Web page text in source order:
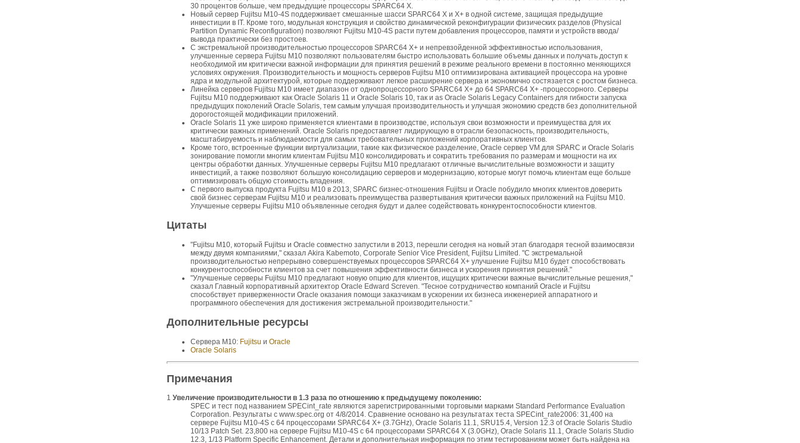
30 процентов больше, чем предыдущие процессоры SPARC64 X.
Новый сервер Fujitsu M10-4S поддерживает смешанные шасси SPARC64 X и X+ в одной системе, защищая предыдущие
инвестиции в IT. Кроме того, модульная конструкция и свойство динамической реконфигурации физических разделов (Physical
Partition Dynamic Reconfiguration) позволяют Fujitsu M10-4S расти путем добавления процессоров, памяти и устройств ввода/
вывода практически без простоев.
С экстремальной производительностью процессоров SPARC64 X+ и непревзойденной эффективностью использования,
улучшенные сервера Fujitsu M10 позволяют пользователям быстро использовать большие объемы данных и получать доступ к
необходимой им критически важной информации для принятия решений в режиме реального времени в постоянно меняющихся
условиях окружения. Производительность и мощность серверов Fujitsu M10 оптимизирована активацией процессора на уровне
ядра и модульной архитектурой, которые поддерживают легкое расширение сервера и экономично состязается с ростом бизнеса.
Линейка серверов Fujitsu M10 имеет диапазон от однопроцессорного SPARC64 X+ до 64 SPARC64 X+ -процессорного. Серверы
Fujitsu M10 поддерживают как Oracle Solaris 11 и Oracle Solaris 10, так и as Oracle Solaris Legacy Containers для гибкости запуска
предыдущих поколений Oracle Solaris, тем самым улучшая производительность и улучшая экономию средств без дополнительной
дорогостоящей модификации приложений.
Oracle Solaris 11 уже широко применяется клиентами в производстве, используя свои возможности и преимущества для их
критически важных применений. Oracle Solaris предоставляет лидирующую в отрасли безопасность, производительность,
масштабируемость и наблюдаемости для самых требовательных приложений корпоративных клиентов.
Кроме того, встроенные функции виртуализации, такие как физическое разделение, Oracle сервер VM для SPARC и Oracle Solaris
зонирование помогли многим клиентам Fujitsu M10 консолидировать и сократить требования по размерам и мощности на их
центры обработки данных. Улучшенные серверы Fujitsu M10 предлагают отличные вычислительные возможности и защиту
инвестиций, а также позволяют большую консолидацию серверов и модернизацию, которые могут помочь клиентам еще больше
оптимизировать общую стоимость владения.
С первого выпуска продукта Fujitsu M10 в 2013, SPARC бизнес-отношения Fujitsu и Oracle побудило многих клиентов доверить
свой бизнес серверам Fujitsu M10 и реализовать преимущества развертывания критически важных приложений на Fujitsu M10.
Улучшеные серверы Fujitsu M10 объявленные сегодня будут и далее содействовать конкурентоспособности клиентов.
Цитаты
"Fujitsu M10, который Fujitsu и Oracle совместно запустили в 2013, перешли сегодня на новый этап благодаря тесной взаимосвязи
между двумя компаниями," сказал Akira Kabemoto, Corporate Senior Vice President, Fujitsu Limited. "С экстремальной
производительностью непрерывно совершенствуемых процессоров SPARC64 X+ улучшение Fujitsu M10 будет способствовать
конкурентоспособности клиентов за счет повышения эффективности бизнеса и ускорения принятия решений."
"Улучшеные серверы Fujitsu M10 предлагают новую опцию для клиентов, ищущих критически важные вычислительные решения,"
сказал Главный корпоративный архитектор Oracle Edward Screven. "Тесное сотрудничество компаний Oracle и Fujitsu
способствует приверженности Oracle оказания помощи заказчикам в ускорении их бизнеса инженерией аппаратного и
программного обеспечения для достижения экстремальной производительности."
Дополнительные ресурсы
Сервера M10: Fujitsu и Oracle
Oracle Solaris
Примечания
1 Увеличение производительности в 1.3 раза по отношению к предыдущему поколению:
SPEC и тест под названием SPECint_rate являются зарегистрированными торговыми марками Standard Performance Evaluation
Corporation. Результаты с www.spec.org от 4/8/2014. Сравнение основано на результатах теста SPECint_rate2006: 31,400 на
сервере Fujitsu M10-4S с 64 процессорами SPARC64 X+ (3.7GHz), Oracle Solaris 11.1, SRU15.4, Version 12.3 of Oracle Solaris Studio
10/13 Patch Set. 23,800 на сервере Fujitsu M10-4S с 64 процессорами SPARC64 X (3.0GHz), Oracle Solaris 11.1, Oracle Solaris Studio
12.3, 1/13 Platform Specific Enhancement. Детали и дополнительная информация по этим тестированиям может быть найдена на